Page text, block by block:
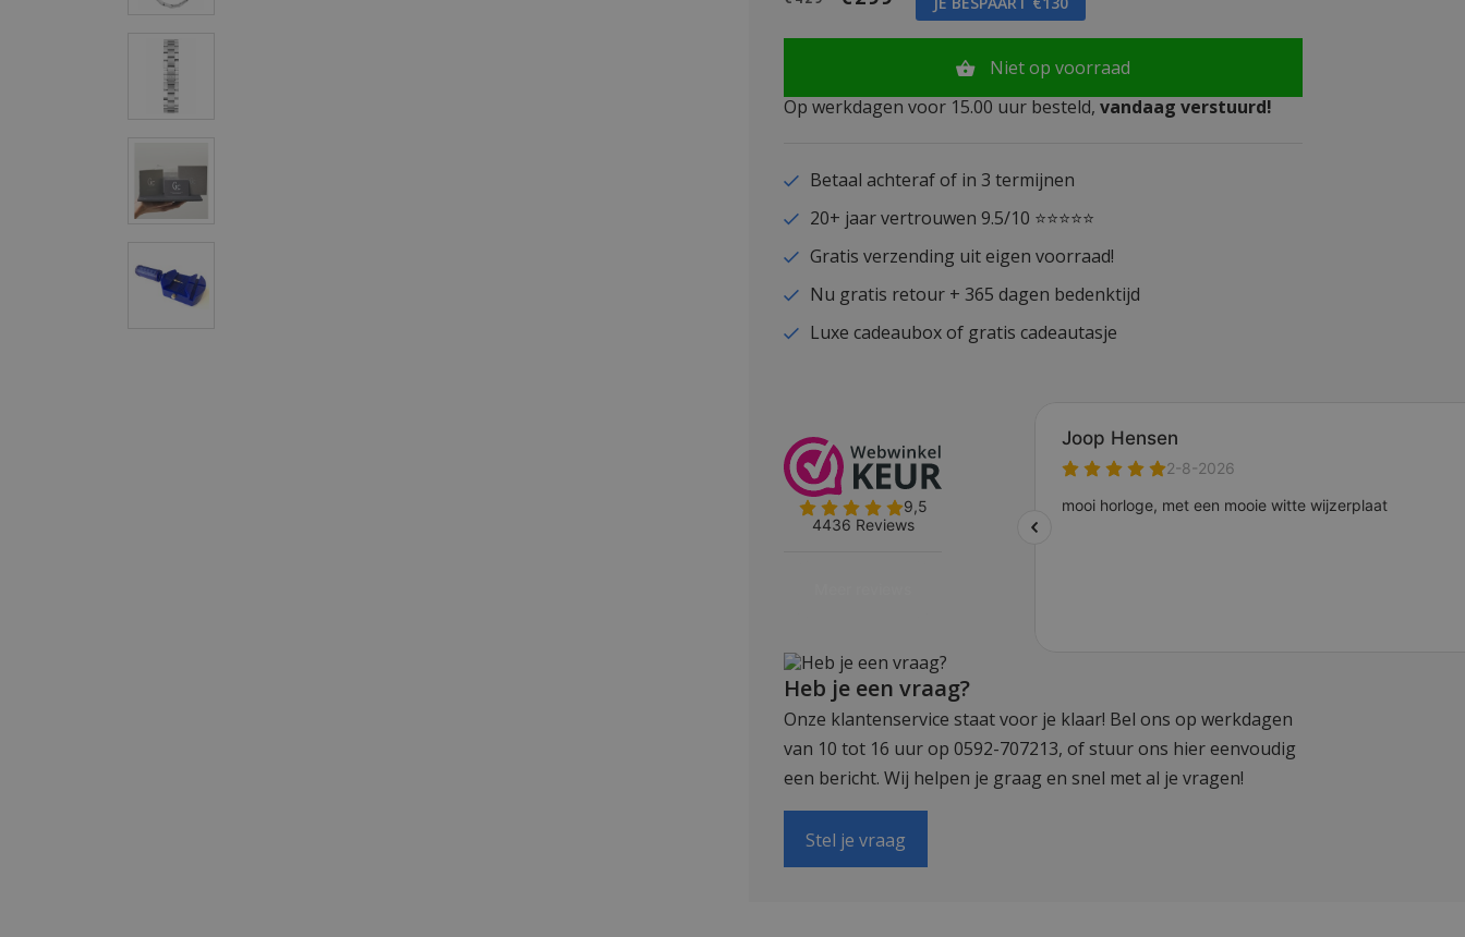
Niet op voorraad
Op werkdagen voor 15.00 uur besteld, vandaag verstuurd!
Betaal achteraf of in 3 termijnen
20+ jaar vertrouwen 9.5/10 ⭐⭐⭐⭐⭐
Gratis verzending uit eigen voorraad!
Nu gratis retour + 365 dagen bedenktijd
Luxe cadeaubox of gratis cadeautasje
Heb je een vraag?
Onze klantenservice staat voor je klaar! Bel ons op werkdagen
van 10 tot 16 uur op 0592-707213, of stuur ons hier eenvoudig
een bericht. Wij helpen je graag en snel met al je vragen!
Stel je vraag